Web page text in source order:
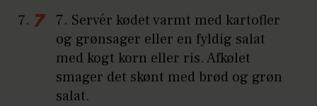
7. Servér kødet varmt med kartofler
og grønsager eller en fyldig salat
med kogt korn eller ris. Afkølet
smager det skønt med brød og grøn
salat.